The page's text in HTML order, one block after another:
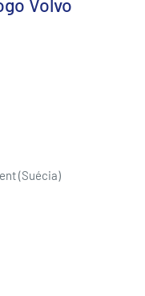
Volvo
(Suécia)